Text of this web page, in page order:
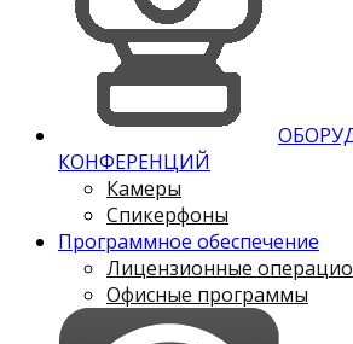
КОНФЕРЕНЦИЙ
Камеры
Спикерфоны
Программное обеспечение
Лицензионные
Офисные программы